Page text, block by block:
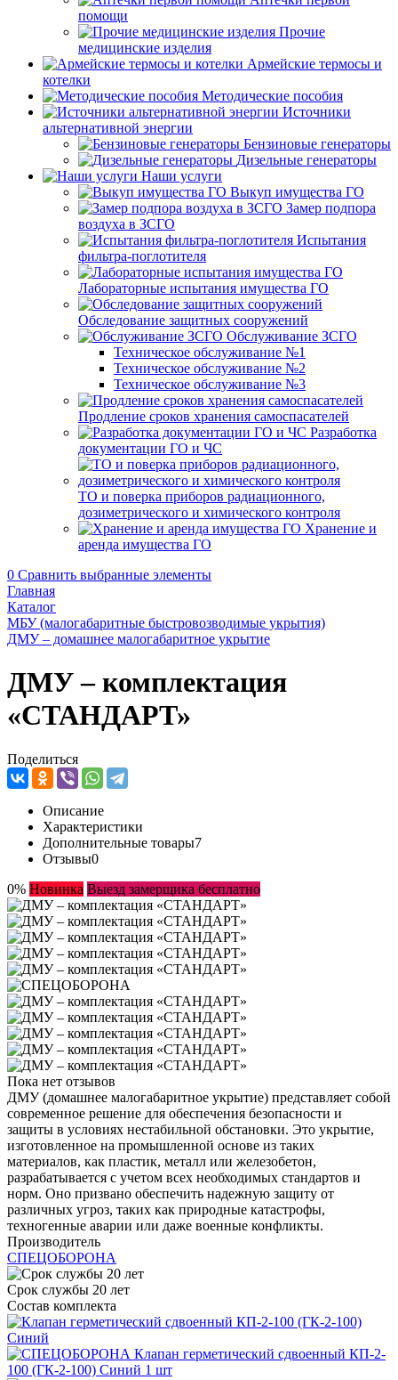
помощи
Прочие
медицинские изделия
Армейские термосы и
котелки
Методические пособия
Источники
альтернативной энергии
Бензиновые генераторы
Дизельные генераторы
Наши услуги
Выкуп имущества ГО
Замер подпора
воздуха в ЗСГО
Испытания
фильтра-поглотителя
Лабораторные испытания имущества ГО
Обследование защитных сооружений
Обслуживание ЗСГО
Техническое обслуживание №1
Техническое обслуживание №2
Техническое обслуживание №3
Продление сроков хранения самоспасателей
Разработка
документации ГО и ЧС
ТО и поверка приборов радиационного,
дозиметрического и химического контроля
Хранение и
аренда имущества ГО
0 Сравнить выбранные элементы
Главная
Каталог
МБУ (малогабаритные быстровозводимые укрытия)
ДМУ – домашнее малогабаритное укрытие
ДМУ – комплектация
«СТАНДАРТ»
Поделиться
Описание
Характеристики
Дополнительные товары7
Отзывы0
0% Новинка Выезд замерщика бесплатно
Пока нет отзывов
ДМУ (домашнее малогабаритное укрытие) представляет собой
современное решение для обеспечения безопасности и
защиты в условиях нестабильной обстановки. Это укрытие,
изготовленное на промышленной основе из таких
материалов, как пластик, металл или железобетон,
разрабатывается с учетом всех необходимых стандартов и
норм. Оно призвано обеспечить надежную защиту от
различных угроз, таких как природные катастрофы,
техногенные аварии или даже военные конфликты.
Производитель
СПЕЦОБОРОНА
Срок службы 20 лет
Состав комплекта
Клапан герметический сдвоенный КП-2-
100 (ГК-2-100) Синий 1 шт